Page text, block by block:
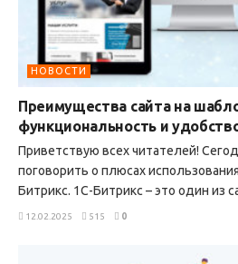
НОВОСТИ
Преимущества сайта на
функциональность и
Приветствую всех читателей!
поговорить о плюсах
Битрикс. 1С-Битрикс – это один из
12.02.2025 515 0